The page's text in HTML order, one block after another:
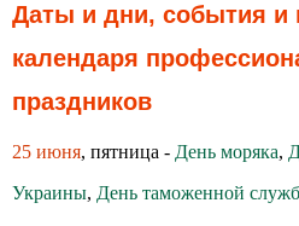
Даты и дни, события и
календаря
праздников
25 июня, пятница - День моряка,
Украины, День таможенной